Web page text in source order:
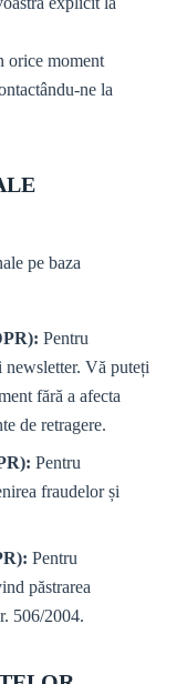
orice moment
ne la
pe baza
Pentru
newsletter. Vă puteți
fără a afecta
de retragere.
Pentru
fraudelor și
Pentru
păstrarea
506/2004.